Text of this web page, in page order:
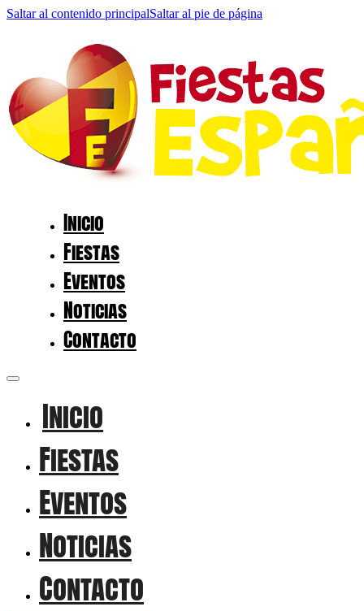
Saltar al contenido principalSaltar al pie de página
Inicio
Fiestas
Eventos
Noticias
Contacto
Inicio
Fiestas
Eventos
Noticias
Contacto